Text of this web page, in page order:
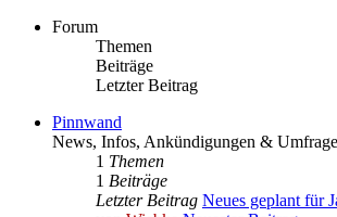
Forum
Themen
Beiträge
Letzter Beitrag
Pinnwand
News, Infos, Ankündigungen &
1 Themen
1 Beiträge
Letzter Beitrag Neues geplant für